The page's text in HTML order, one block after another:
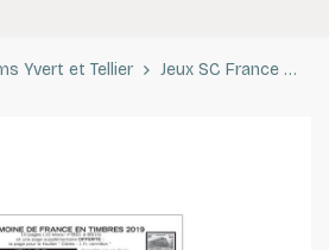
Yvert et Tellier Jeux SC France